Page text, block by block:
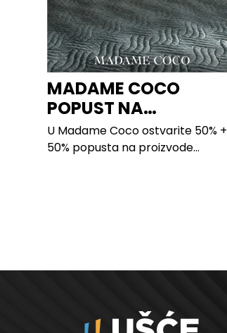
MADAME COCO
POPUST NA
PROIZVODE ZA
SPAVAĆU SOBU
U Madame Coco ostvarite 50% +
50% popusta na proizvode...